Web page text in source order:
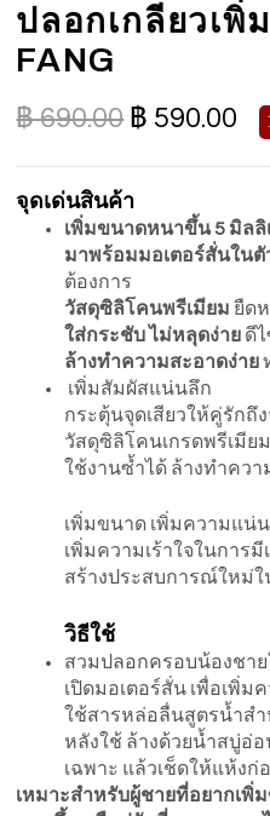
ปลอกเกลียวเพิ่
FANG
฿690.00 ฿ 590.00
จุดเด่นสินค้า
เพิ่มขนาดหนาขึ้น 5 มิลลิ
มาพร้อมมอเตอร์สั่นในตั
ต้องการ
วัสดุซิลิโคนพรีเมียม ยืด
ใส่กระชับ ไม่หลุดง่าย ดี
ล้างทำความสะอาดง่าย
เพิ่มสัมผัสแน่นลึก
กระตุ้นจุดเสียวให้คู่รักถึ
วัสดุซิลิโคนเกรดพรีเมีย
ใช้งานซ้ำได้ ล้างทำควา
เพิ่มขนาด เพิ่มความแน่น
เพิ่มความเร้าใจในการ
สร้างประสบการณ์ใหม่ใ
วิธีใช้
สวมปลอกครอบน้องชา
เปิดมอเตอร์สั่น เพื่อเพิ่มค
ใช้สารหล่อลื่นสูตรน้ำส
หลังใช้ ล้างด้วยน้ำสบู่อ่
เฉพาะ แล้วเช็ดให้แห้งก่
เหมาะสำหรับผู้ชายที่อยากเพิ่